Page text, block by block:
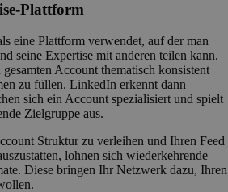
Plattform
eine Plattform verwendet, auf der man
seine Expertise mit anderen teilen kann.
Account thematisch konsistent
zu füllen. LinkedIn erkennt dann
sich ein Account spezialisiert und spielt
Zielgruppe aus.
Struktur zu verleihen und Ihren Feed
lohnen sich wiederkehrende
Diese bringen Ihr Netzwerk dazu, Ihren